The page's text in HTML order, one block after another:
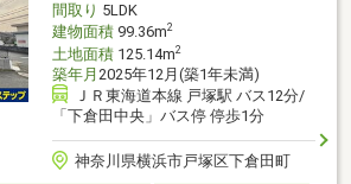
間取り 5LDK
建物面積99.36m2
土地面積125.14m2
築年月 2025年12月(築1年未満)
ＪＲ東海道本線 戸塚駅 バス12分/
「下倉田中央」バス停 停歩1分
神奈川県横浜市戸塚区下倉田町